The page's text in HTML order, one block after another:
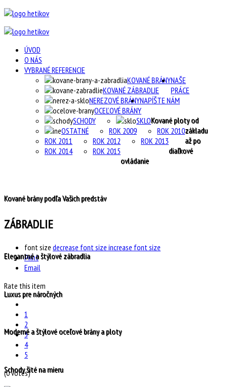
ÚVOD
O NÁS
VYBRANÉ REFERENCIE
KOVANÉ BRÁNY
KOVANÉ ZÁBRADLIE
NEREZOVÉ BRÁNY
OCEĽOVÉ BRÁNY
SCHODY
SKLO
OSTATNÉ
NAŠE
PRÁCE
ROK 2009
ROK 2010
ROK 2011
ROK 2012
ROK 2013
ROK 2014
ROK 2015
NAPÍŠTE NÁM
Kované ploty od
základu
až po
diaľkové
ovládanie
Kované brány podľa Vašich predstáv
Elegantné a štýlové zábradlia
Luxus pre náročných
Moderné a štýlové oceľové brány a ploty
Schody šité na mieru
ZÁBRADLIE
font size decrease font size increase font size
Print
Email
Rate this item
1
2
3
4
5
(0 votes)